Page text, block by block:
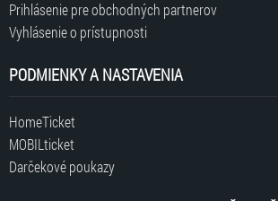
Prihlásenie pre obchodných partnerov
Vyhlásenie o prístupnosti
PODMIENKY A NASTAVENIA
HomeTicket
MOBILticket
Darčekové poukazy